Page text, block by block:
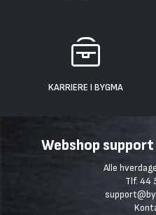
KARRIERE I BYGMA
Webshop
Alle
Tlf. 44